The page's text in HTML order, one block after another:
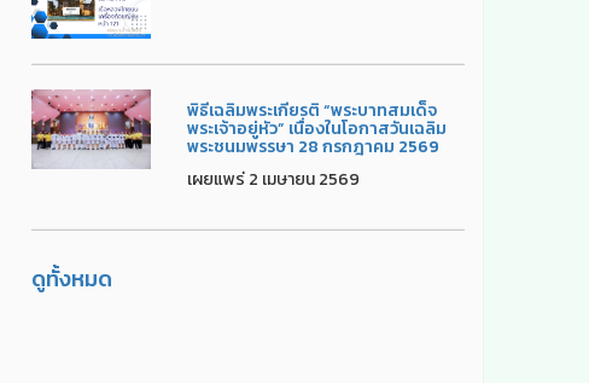
พิธีเฉลิมพระเกียรติ “พระบาทสมเด็จ
พระเจ้าอยู่หัว” เนื่องในโอกาสวันเฉลิม
พระชนมพรรษา 28 กรกฎาคม 2569
เผยแพร่ 2 เมษายน 2569
ดูทั้งหมด